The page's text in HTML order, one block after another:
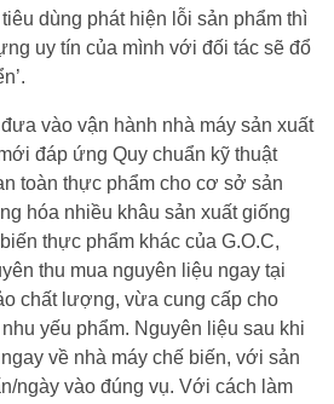
dùng phát hiện lỗi sản phẩm thì
uy tín của mình với đối tác sẽ đổ
vào vận hành nhà máy sản xuất
đáp ứng Quy chuẩn kỹ thuật
toàn thực phẩm cho cơ sở sản
hóa nhiều khâu sản xuất giống
thực phẩm khác của G.O.C,
thu mua nguyên liệu ngay tại
chất lượng, vừa cung cấp cho
yếu phẩm. Nguyên liệu sau khi
về nhà máy chế biến, với sản
ngày vào đúng vụ. Với cách làm